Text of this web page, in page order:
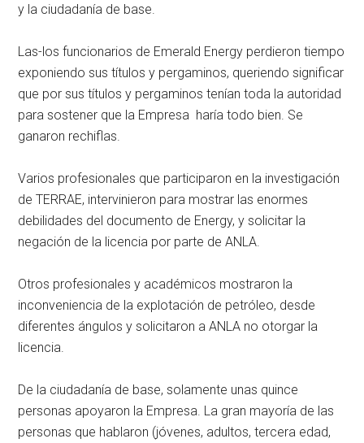
y la ciudadanía de base.
Las-los funcionarios de Emerald Energy perdieron tiempo
exponiendo sus títulos y pergaminos, queriendo significar
que por sus títulos y pergaminos tenían toda la autoridad
para sostener que la Empresa haría todo bien. Se
ganaron rechiflas.
Varios profesionales que participaron en la investigación
de TERRAE, intervinieron para mostrar las enormes
debilidades del documento de Energy, y solicitar la
negación de la licencia por parte de ANLA.
Otros profesionales y académicos mostraron la
inconveniencia de la explotación de petróleo, desde
diferentes ángulos y solicitaron a ANLA no otorgar la
licencia.
De la ciudadanía de base, solamente unas quince
personas apoyaron la Empresa. La gran mayoría de las
personas que hablaron (jóvenes, adultos, tercera edad,